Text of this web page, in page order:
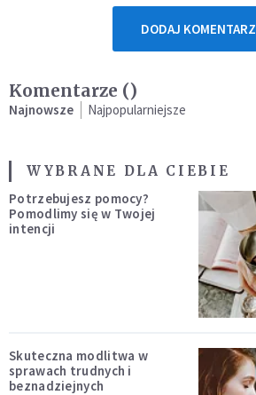
DODAJ KOMENTARZ
Komentarze ()
Najnowsze Najpopularniejsze
WYBRANE DLA CIEBIE
Potrzebujesz pomocy?
Pomodlimy się w Twojej
intencji
Skuteczna modlitwa w
sprawach trudnych i
beznadziejnych